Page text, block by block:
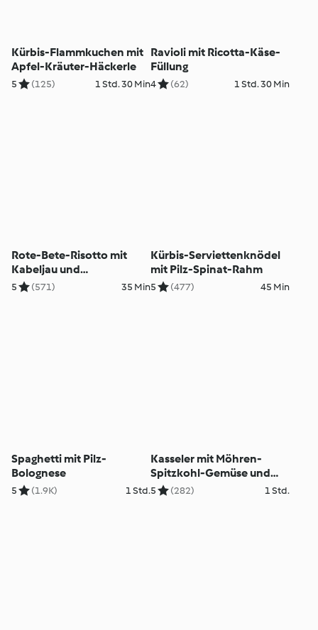
Kürbis-Flammkuchen mit
Apfel-Kräuter-Häckerle
5 (125) 1 Std. 30 Min
Ravioli mit Ricotta-Käse-
Füllung
4 (62) 1 Std. 30 Min
Rote-Bete-Risotto mit
Kabeljau und
Meerrettichöl
5 (571) 35 Min
Kürbis-Serviettenknödel
mit Pilz-Spinat-Rahm
5 (477) 45 Min
Spaghetti mit Pilz-
Bolognese
5 (1.9K) 1 Std.
Kasseler mit Möhren-
Spitzkohl-Gemüse und
Senf-Hollandaise
5 (282) 1 Std.